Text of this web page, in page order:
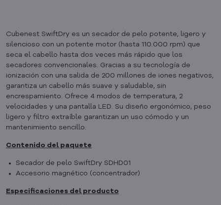
Cubenest SwiftDry es un secador de pelo potente, ligero y
silencioso con un potente motor (hasta 110.000 rpm) que
seca el cabello hasta dos veces más rápido que los
secadores convencionales. Gracias a su tecnología de
ionización con una salida de 200 millones de iones negativos,
garantiza un cabello más suave y saludable, sin
encrespamiento. Ofrece 4 modos de temperatura, 2
velocidades y una pantalla LED. Su diseño ergonómico, peso
ligero y filtro extraíble garantizan un uso cómodo y un
mantenimiento sencillo.
Contenido del paquete
Secador de pelo SwiftDry SDHD01
Accesorio magnético (concentrador)
Especificaciones del producto